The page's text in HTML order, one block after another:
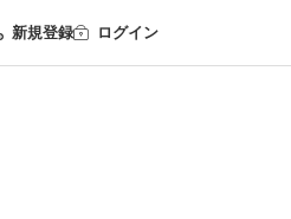
新規登録 ログイン